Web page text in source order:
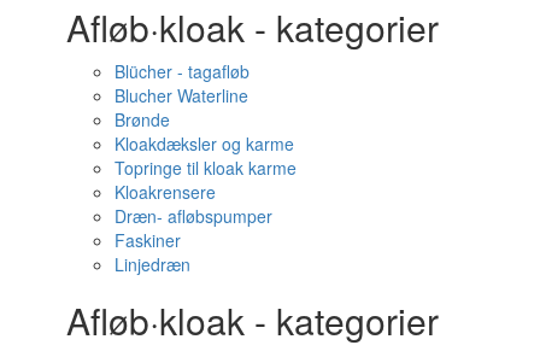
Afløb·kloak - kategorier
Blücher - tagafløb
Blucher Waterline
Brønde
Kloakdæksler og karme
Topringe til kloak karme
Kloakrensere
Dræn- afløbspumper
Faskiner
Linjedræn
Afløb·kloak - kategorier